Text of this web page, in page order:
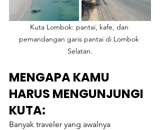
Kuta Lombok: pantai, kafe, dan
pemandangan garis pantai di Lombok
Selatan.
MENGAPA KAMU
HARUS MENGUNJUNGI
KUTA:
Banyak traveler yang awalnya